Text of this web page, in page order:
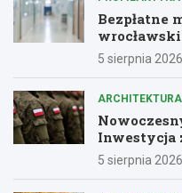
Bezpłatne
5 sierpnia 2026
ARCHITEKTURA
Inwestycja
5 sierpnia 2026